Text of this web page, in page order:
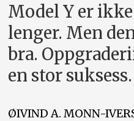
Model Y er
lenger. Men
bra.
en stor suksess.
ØIVIND A. MONN-